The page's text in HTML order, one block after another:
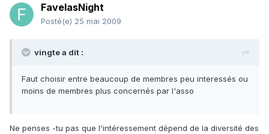
FavelasNight
Posté(e) 25 mai 2009
vingte a dit :
Faut choisir entre beaucoup de membres peu interessés ou
moins de membres plus concernés par l'asso
Ne penses -tu pas que l'intéressement dépend de la diversité des